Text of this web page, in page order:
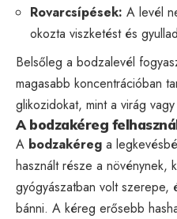
Rovarcsípések: A levél
okozta viszketést és
Belsőleg a bodzalevél
magasabb koncentrációban
glikozidokat, mint a virág
A bodzakéreg
A bodzakéreg a
használt része a növénynek,
gyógyászatban volt szerepe,
bánni. A kéreg erősebb